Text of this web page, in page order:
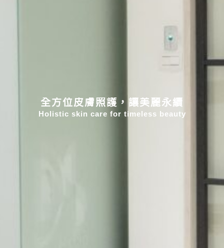
全方位皮膚照護，讓美麗永續
Holistic skin care for timeless beauty